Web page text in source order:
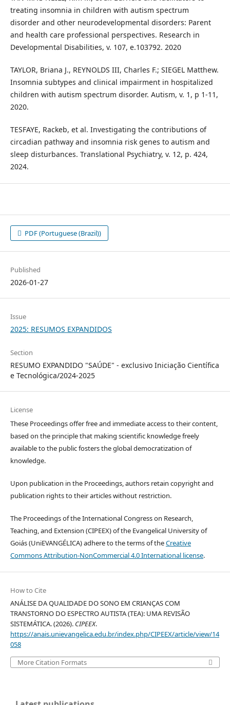
treating insomnia in children with autism spectrum
disorder and other neurodevelopmental disorders: Parent
and health care professional perspectives. Research in
Developmental Disabilities, v. 107, e.103792. 2020
TAYLOR, Briana J., REYNOLDS III, Charles F.; SIEGEL Matthew.
Insomnia subtypes and clinical impairment in hospitalized
children with autism spectrum disorder. Autism, v. 1, p 1-11,
2020.
TESFAYE, Rackeb, et al. Investigating the contributions of
circadian pathway and insomnia risk genes to autism and
sleep disturbances. Translational Psychiatry, v. 12, p. 424,
2024.
PDF (Portuguese (Brazil))
Published
2026-01-27
Issue
2025: RESUMOS EXPANDIDOS
Section
RESUMO EXPANDIDO "SAÚDE" - exclusivo Iniciação Científica
e Tecnológica/2024-2025
License
These Proceedings offer free and immediate access to their content,
based on the principle that making scientific knowledge freely
available to the public fosters the global democratization of
knowledge.
Upon publication in the Proceedings, authors retain copyright and
publication rights to their articles without restriction.
The Proceedings of the International Congress on Research,
Teaching, and Extension (CIPEEX) of the Evangelical University of
Goiás (UniEVANGÉLICA) adhere to the terms of theCreative
Commons Attribution-NonCommercial 4.0 International license.
How to Cite
ANÁLISE DA QUALIDADE DO SONO EM CRIANÇAS COM
TRANSTORNO DO ESPECTRO AUTISTA (TEA): UMA REVISÃO
SISTEMÁTICA. (2026). CIPEEX.
https://anais.unievangelica.edu.br/index.php/CIPEEX/article/view/14
058
More Citation Formats